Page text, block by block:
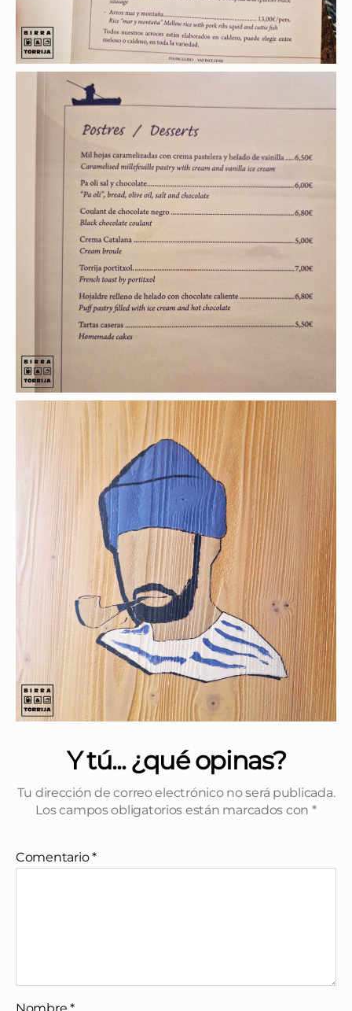
Y tú... ¿qué opinas?
Tu dirección de correo electrónico no será publicada.
Los campos obligatorios están marcados con *
Comentario*